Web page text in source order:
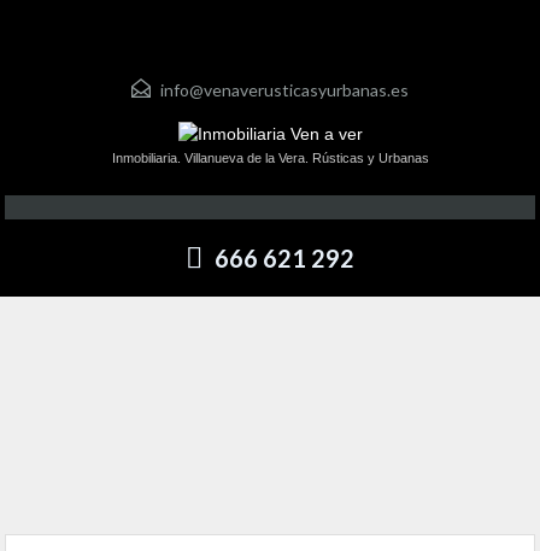
info@venaverusticasyurbanas.es
Inmobiliaria. Villanueva de la Vera. Rústicas y Urbanas
666 621 292